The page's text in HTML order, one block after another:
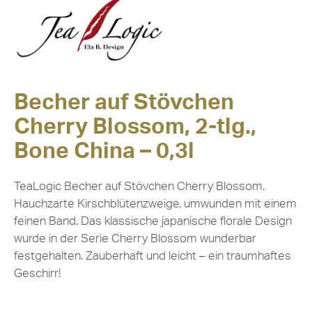
Becher auf Stövchen
Cherry Blossom, 2-tlg.,
Bone China – 0,3l
TeaLogic Becher auf Stövchen Cherry Blossom.
Hauchzarte Kirschblütenzweige, umwunden mit einem
feinen Band. Das klassische japanische florale Design
wurde in der Serie Cherry Blossom wunderbar
festgehalten. Zauberhaft und leicht – ein traumhaftes
Geschirr!